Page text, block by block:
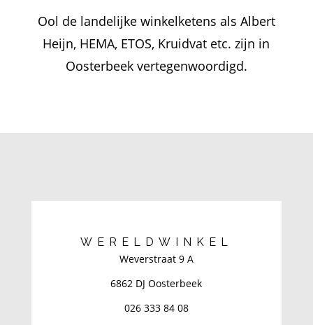
Ool de landelijke winkelketens als Albert
Heijn, HEMA, ETOS, Kruidvat etc. zijn in
Oosterbeek vertegenwoordigd.
WERELDWINKEL
Weverstraat 9 A
6862 DJ Oosterbeek
026 333 84 08